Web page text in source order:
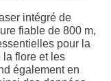
intégré de
fiable de 800 m,
pour la
la flore et les
également en